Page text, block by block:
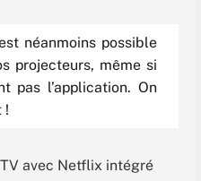
néanmoins possible
projecteurs, même si
pas l’application. On
!